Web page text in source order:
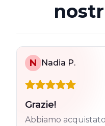
N Nadia P.
Grazie!
Abbiamo